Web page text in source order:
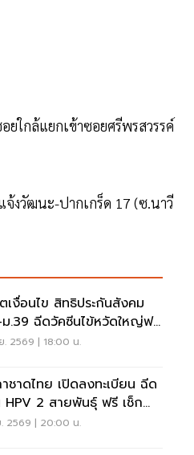
ใกล้แยกเข้าซอยศรีพรสวรรค์
งวัฒนะ-ปากเกร็ด 17 (ซ.นาวี
เงื่อนไข สิทธิประกันสังคม
.39 ฉีดวัคซีนไข้หวัดใหญ่ฟรี
. 2569 | 18:00 น.
ชาดไทย เปิดลงทะเบียน ฉีด
HPV 2 สายพันธุ์ ฟรี เช็ก
ขที่นี่
. 2569 | 20:00 น.